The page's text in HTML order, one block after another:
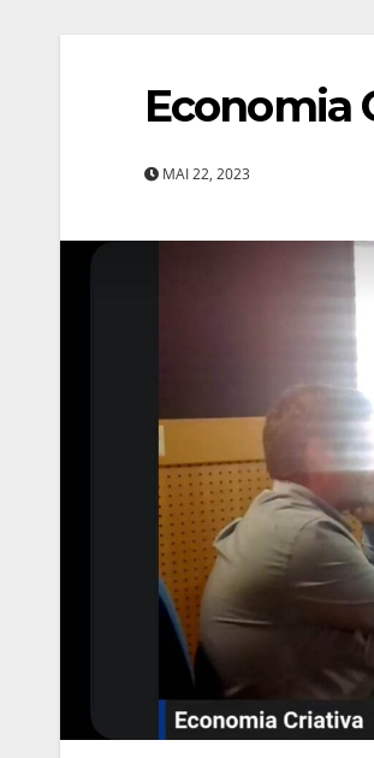
Economia
MAI 22, 2023